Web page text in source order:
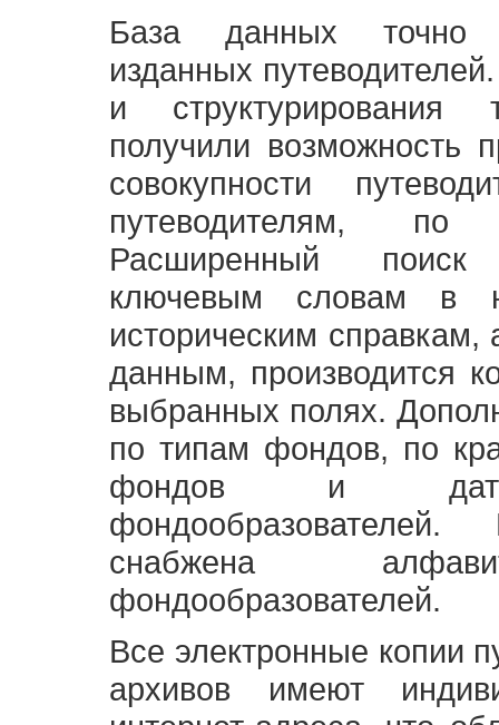
База данных точно
изданных
и структурирования
получили возможность
совокупности
путеводителям,
Расширенный
ключевым словам в
историческим
данным, производится
выбранных полях.
по типам фондов, по
фондов и
снабжена
фондообразователей.
Все электронные копии
архивов имеют